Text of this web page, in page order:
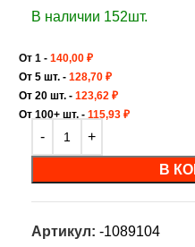
В наличии 152шт.
От 1 - 140,00 ₽
От 5 шт. - 128,70 ₽
От 20 шт. - 123,62 ₽
От 100+ шт. - 115,93 ₽
В
Артикул: -1089104